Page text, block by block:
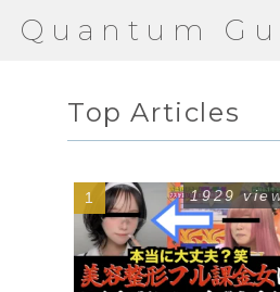
Quantum
Top Articles
1929